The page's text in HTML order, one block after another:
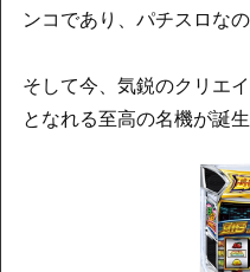
ンコであり、パチスロなの
そして今、気鋭のクリエ
となれる至高の名機が誕